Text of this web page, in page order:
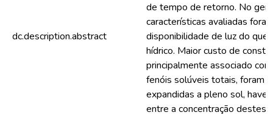
dc.description.abstract
de tempo de retorno. No
características avaliadas
disponibilidade de luz do que
hídrico. Maior custo de
principalmente associado
fenóis solúveis totais, foram
expandidas a pleno sol,
entre a concentração destes